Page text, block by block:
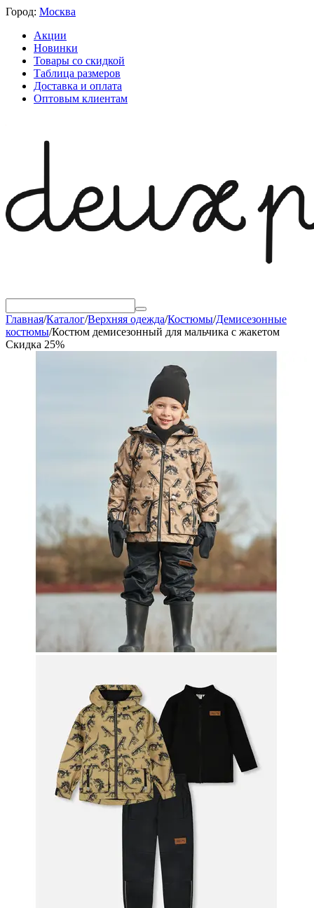
Город: Москва
Акции
Новинки
Товары со скидкой
Таблица размеров
Доставка и оплата
Оптовым клиентам
Главная/Каталог/Верхняя одежда/Костюмы/Демисезонные
костюмы/Костюм демисезонный для мальчика с жакетом
Скидка 25%